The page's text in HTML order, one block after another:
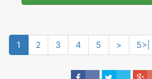
1 2 3 4 5 > 5>|